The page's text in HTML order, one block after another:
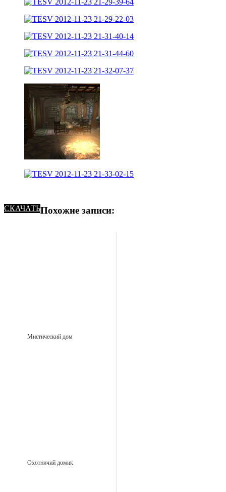
СКАЧАТЬПохожие записи:
Мистический дом
Охотничий домик